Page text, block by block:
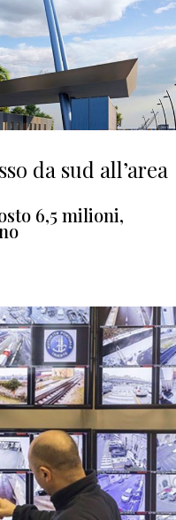
da sud all’area
6,5 milioni,